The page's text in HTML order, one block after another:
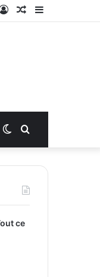
Sidebar
Article
Connexion
Rechercher
Switch
skin
ce